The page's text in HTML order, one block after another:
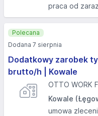
praca od zaraz
Dodatkowy zarobek
brutto/h | Kowale
OTTO WORK
Kowale
umowa
Polecana
Dodana 7 sierpnia